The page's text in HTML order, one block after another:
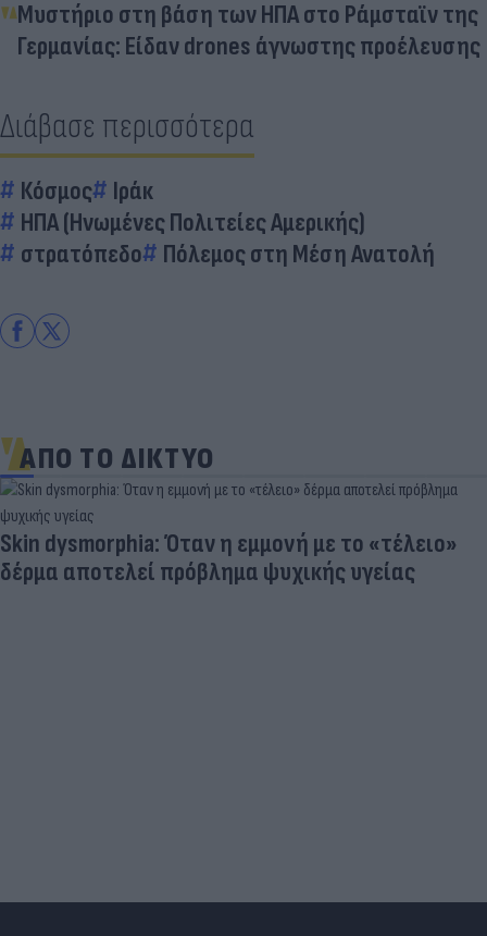
Μυστήριο στη βάση των ΗΠΑ στο Ράμσταϊν της
Γερμανίας: Είδαν drones άγνωστης προέλευσης
Διάβασε περισσότερα
Κόσμος
Ιράκ
ΗΠΑ (Ηνωμένες Πολιτείες Αμερικής)
στρατόπεδο
Πόλεμος στη Μέση Ανατολή
ΑΠΟ ΤΟ ΔΙΚΤΥΟ